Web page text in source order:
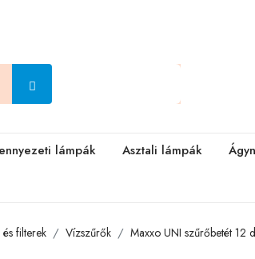
lámpák Asztali lámpák
filterek Vízszűrők Maxxo UNI szűrőbetét 12